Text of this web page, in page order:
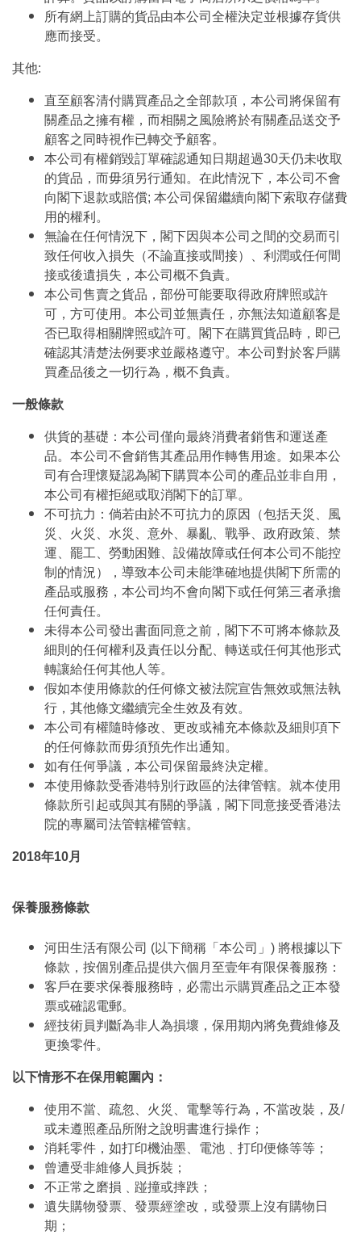
所有網上訂購的貨品由本公司全權決定並根據存貨供
應而接受。
其他:
直至顧客清付購買產品之全部款項，本公司將保留有
關產品之擁有權，而相關之風險將於有關產品送交予
顧客之同時視作已轉交予顧客。
本公司有權銷毀訂單確認通知日期超過30天仍未收取
的貨品，而毋須另行通知。在此情況下，本公司不會
向閣下退款或賠償; 本公司保留繼續向閣下索取存儲費
用的權利。
無論在任何情況下，閣下因與本公司之間的交易而引
致任何收入損失（不論直接或間接）、利潤或任何間
接或後遺損失，本公司概不負責。
本公司售賣之貨品，部份可能要取得政府牌照或許
可，方可使用。本公司並無責任，亦無法知道顧客是
否已取得相關牌照或許可。閣下在購買貨品時，即已
確認其清楚法例要求並嚴格遵守。本公司對於客戶購
買產品後之一切行為，概不負責。
一般條款
供貨的基礎：本公司僅向最終消費者銷售和運送產
品。本公司不會銷售其產品用作轉售用途。如果本公
司有合理懷疑認為閣下購買本公司的產品並非自用，
本公司有權拒絕或取消閣下的訂單。
不可抗力：倘若由於不可抗力的原因（包括天災、風
災、火災、水災、意外、暴亂、戰爭、政府政策、禁
運、罷工、勞動困難、設備故障或任何本公司不能控
制的情況），導致本公司未能準確地提供閣下所需的
產品或服務，本公司均不會向閣下或任何第三者承擔
任何責任。
未得本公司發出書面同意之前，閣下不可將本條款及
細則的任何權利及責任以分配、轉送或任何其他形式
轉讓給任何其他人等。
假如本使用條款的任何條文被法院宣告無效或無法執
行，其他條文繼續完全生效及有效。
本公司有權隨時修改、更改或補充本條款及細則項下
的任何條款而毋須預先作出通知。
如有任何爭議，本公司保留最終決定權。
本使用條款受香港特別行政區的法律管轄。就本使用
條款所引起或與其有關的爭議，閣下同意接受香港法
院的專屬司法管轄權管轄。
2018年10月
保養服務條款
河田生活有限公司 (以下簡稱「本公司」) 將根據以下
條款，按個別產品提供六個月至壹年有限保養服務：
客戶在要求保養服務時，必需出示購買產品之正本發
票或確認電郵。
經技術員判斷為非人為損壞，保用期內將免費維修及
更換零件。
以下情形不在保用範圍內：
使用不當、疏忽、火災、電擊等行為，不當改裝，及/
或未遵照產品所附之說明書進行操作；
消耗零件，如打印機油墨、電池﹑打印便條等等；
曾遭受非維修人員拆裝；
不正常之磨損﹑踫撞或摔跌；
遺失購物發票、發票經塗改，或發票上沒有購物日
期；